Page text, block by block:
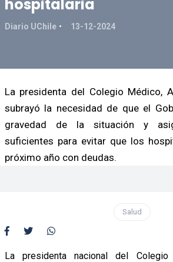
hospitalaria
Diario UChile 13-12-2024
La presidenta del Colegio Médico,
subrayó la necesidad de que el
gravedad de la situación y
suficientes para evitar que los
próximo año con deudas.
Salud
La presidenta nacional del Colegio